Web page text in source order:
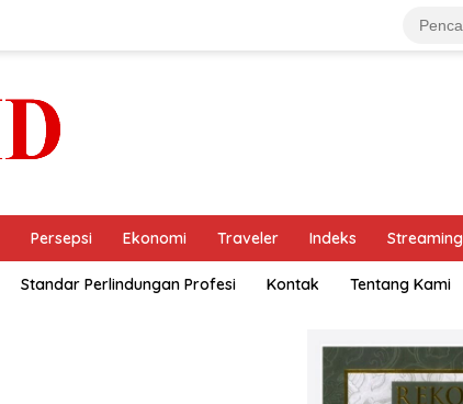
Persepsi Ekonomi Traveler Indeks Streaming
Standar Perlindungan Profesi Kontak Tentang Kami